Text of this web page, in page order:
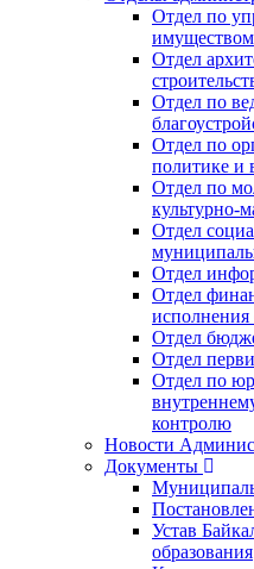
Отдел по
имуществом
Отдел
Отдел по
Отдел по
политике и
Отдел по
культурно-
Отдел
Отдел
Отдел
Отдел
Отдел
Отдел по
контролю
Новости
Документы
Устав
образования